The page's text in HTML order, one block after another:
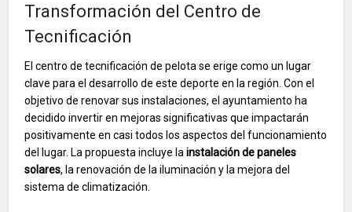
Transformación del Centro de
Tecnificación
El centro de tecnificación de pelota se erige como un lugar
clave para el desarrollo de este deporte en la región. Con el
objetivo de renovar sus instalaciones, el ayuntamiento ha
decidido invertir en mejoras significativas que impactarán
positivamente en casi todos los aspectos del funcionamiento
del lugar. La propuesta incluye lainstalación de paneles
solares, la renovación de la iluminación y la mejora del
sistema de climatización.